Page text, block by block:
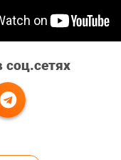
соц.сетях